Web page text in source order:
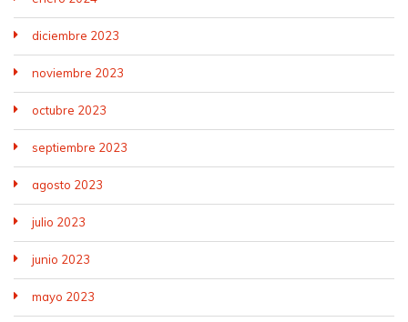
diciembre 2023
noviembre 2023
octubre 2023
septiembre 2023
agosto 2023
julio 2023
junio 2023
mayo 2023